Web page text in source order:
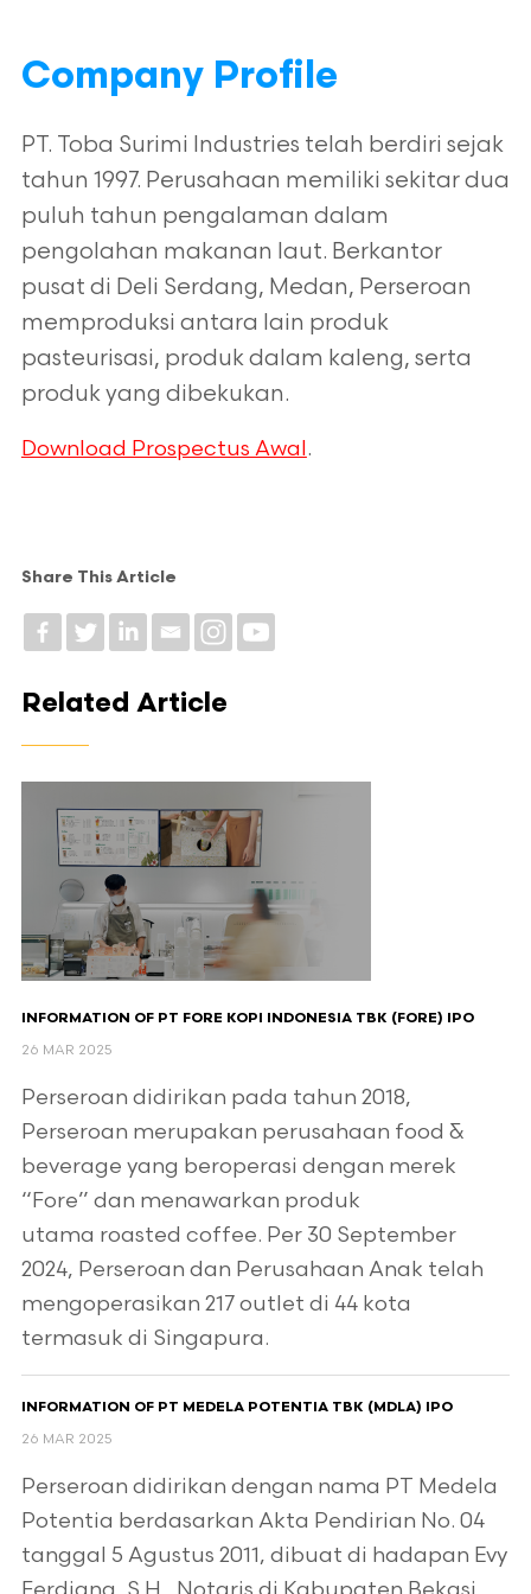
Company Profile
PT. Toba Surimi Industries telah berdiri sejak
tahun 1997. Perusahaan memiliki sekitar dua
puluh tahun pengalaman dalam
pengolahan makanan laut. Berkantor
pusat di Deli Serdang, Medan, Perseroan
memproduksi antara lain produk
pasteurisasi, produk dalam kaleng, serta
produk yang dibekukan.
Download Prospectus Awal.
Share This Article
Related Article
INFORMATION OF PT FORE KOPI INDONESIA TBK (FORE) IPO
26 MAR 2025
Perseroan didirikan pada tahun 2018,
Perseroan merupakan perusahaan food &
beverage yang beroperasi dengan merek
“Fore” dan menawarkan produk
utama roasted coffee. Per 30 September
2024, Perseroan dan Perusahaan Anak telah
mengoperasikan 217 outlet di 44 kota
termasuk di Singapura.
INFORMATION OF PT MEDELA POTENTIA TBK (MDLA) IPO
26 MAR 2025
Perseroan didirikan dengan nama PT Medela
Potentia berdasarkan Akta Pendirian No. 04
tanggal 5 Agustus 2011, dibuat di hadapan Evy